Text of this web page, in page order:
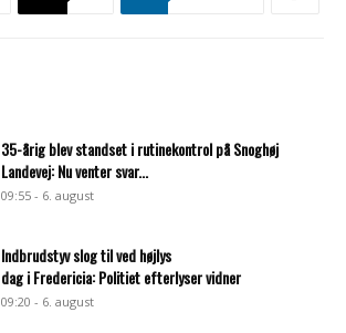
35-årig blev standset i rutinekontrol på Snoghøj
Landevej: Nu venter svar...
09:55 - 6. august
Indbrudstyv slog til ved højlys
dag i Fredericia: Politiet efterlyser vidner
09:20 - 6. august